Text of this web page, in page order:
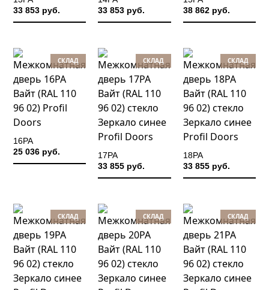
33 853 руб.
33 853 руб.
38 862 руб.
СКЛАД
16PA
25 036 руб.
СКЛАД
17PA
33 855 руб.
СКЛАД
18PA
33 855 руб.
СКЛАД СКЛАД СКЛАД